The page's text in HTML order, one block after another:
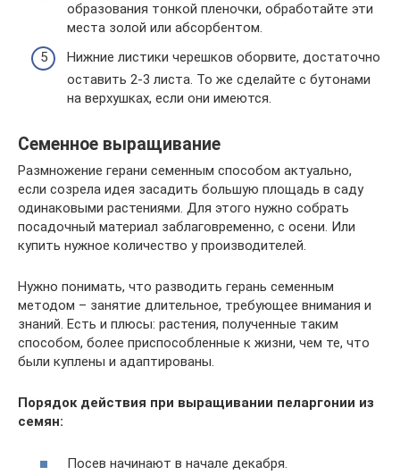
образования тонкой пленочки, обработайте эти
места золой или абсорбентом.
Нижние листики черешков оборвите, достаточно
оставить 2-3 листа. То же сделайте с бутонами
на верхушках, если они имеются.
Семенное выращивание
Размножение герани семенным способом актуально,
если созрела идея засадить большую площадь в саду
одинаковыми растениями. Для этого нужно собрать
посадочный материал заблаговременно, с осени. Или
купить нужное количество у производителей.
Нужно понимать, что разводить герань семенным
методом – занятие длительное, требующее внимания и
знаний. Есть и плюсы: растения, полученные таким
способом, более приспособленные к жизни, чем те, что
были куплены и адаптированы.
Порядок действия при выращивании пеларгонии из
семян:
Посев начинают в начале декабря.